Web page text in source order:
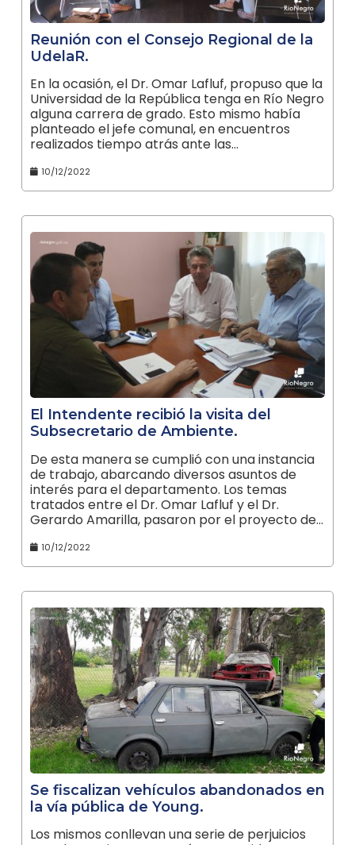
Reunión con el Consejo Regional de la
UdelaR.
En la ocasión, el Dr. Omar Lafluf, propuso que la
Universidad de la República tenga en Río Negro
alguna carrera de grado. Esto mismo había
planteado el jefe comunal, en encuentros
realizados tiempo atrás ante las…
10/12/2022
El Intendente recibió la visita del
Subsecretario de Ambiente.
De esta manera se cumplió con una instancia
de trabajo, abarcando diversos asuntos de
interés para el departamento. Los temas
tratados entre el Dr. Omar Lafluf y el Dr.
Gerardo Amarilla, pasaron por el proyecto de…
10/12/2022
Se fiscalizan vehículos abandonados en
la vía pública de Young.
Los mismos conllevan una serie de perjuicios